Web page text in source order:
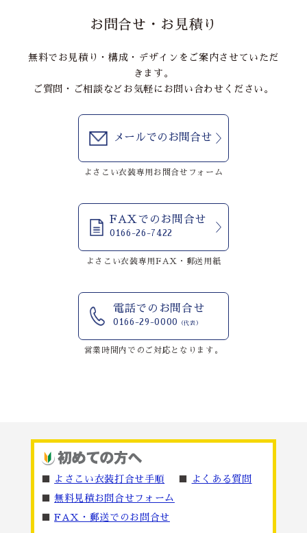
お問合せ・お見積り
無料でお見積り・構成・デザインをご案内させていただ
きます。
ご質問・ご相談などお気軽にお問い合わせください。
メールでのお問合せ
よさこい衣装専用お問合せフォーム
FAXでのお問合せ
0166-26-7422
よさこい衣装専用FAX・郵送用紙
電話でのお問合せ
0166-29-0000 （代表）
営業時間内でのご対応となります。
よさこい衣装打合せ手順
よくある質問
■無料見積お問合せフォーム
■FAX・郵送でのお問合せ